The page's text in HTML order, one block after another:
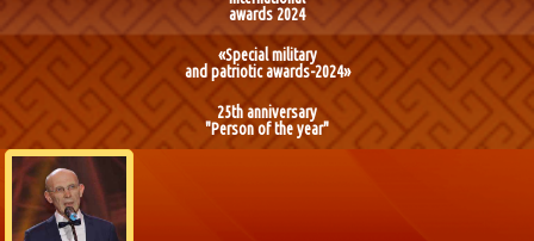
awards 2024
«Special military
and patriotic awards-2024»
25th anniversary
"Person of the year"